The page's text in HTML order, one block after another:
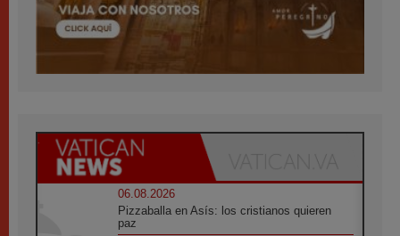
06.08.2026
Pizzaballa en Asís: los cristianos quieren
paz